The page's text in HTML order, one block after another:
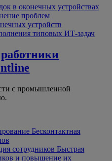
в оконечных устройствах
проблем
устройств
типовых ИТ-задач
с промышленной
Бесконтактная
сотрудников Быстрая
и повышение их